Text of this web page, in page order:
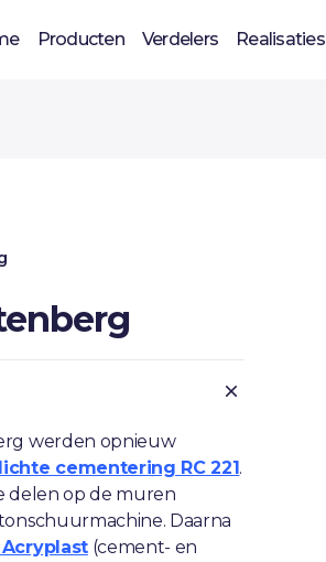
Producten Verdelers Realisaties
werden opnieuw
cementering RC 221.
delen op de muren
Daarna
Acryplast(cement- en